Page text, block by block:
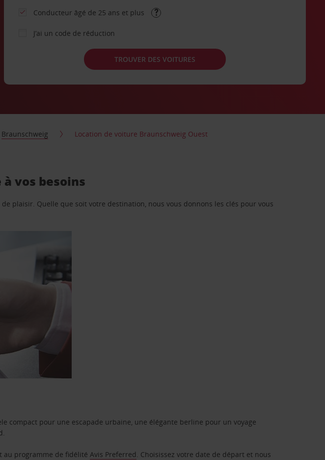
Conducteur âgé de 25 ans et plus
J’ai un code de réduction
TROUVER DES VOITURES
Braunschweig Location de voiture Braunschweig Ouest
vos besoins
plaisir. Quelle que soit votre destination, nous vous donnons les clés pour vous
compact pour une escapade urbaine, une élégante berline pour un voyage
au programme de fidélitéAvis Preferred. Choisissez votre date de départ et nous